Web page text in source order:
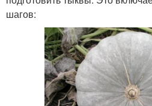
шагов: